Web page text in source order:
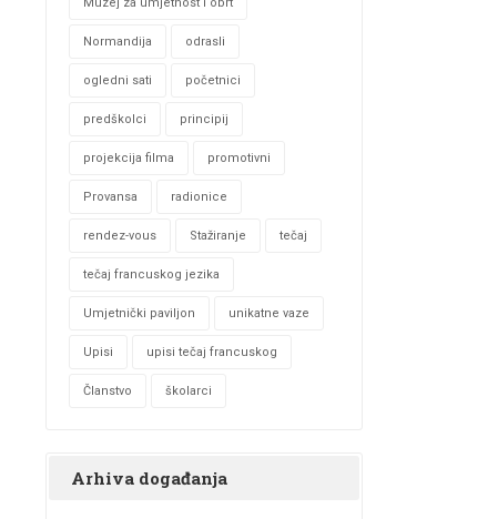
Muzej za umjetnost i obrt
Normandija odrasli
ogledni sati početnici
predškolci principij
projekcija filma promotivni
Provansa radionice
rendez-vous Stažiranje tečaj
tečaj francuskog jezika
Umjetnički paviljon unikatne vaze
Upisi upisi tečaj francuskog
Članstvo školarci
Arhiva događanja